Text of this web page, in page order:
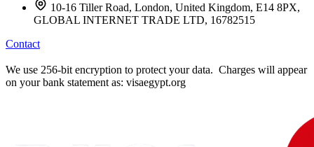
10-16 Tiller Road, London, United Kingdom, E14 8PX,
GLOBAL INTERNET TRADE LTD, 16782515
Contact
We use 256-bit encryption to protect your data. Charges will appear
on your bank statement as: visaegypt.org